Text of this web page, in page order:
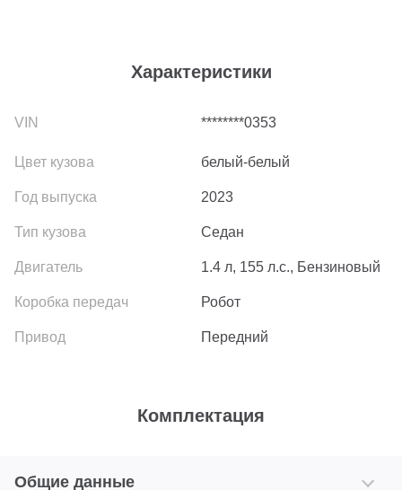
Характеристики
********0353
белый-белый
2023
Седан
1.4 л, 155 л.с., Бензиновый
Робот
Передний
Комплектация
Общие данные